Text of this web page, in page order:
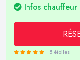
Infos chauffeur
5 étoiles